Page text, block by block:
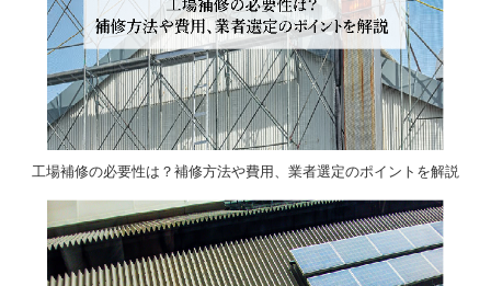
工場補修の必要性は？補修方法や費用、業者選定のポイントを解説